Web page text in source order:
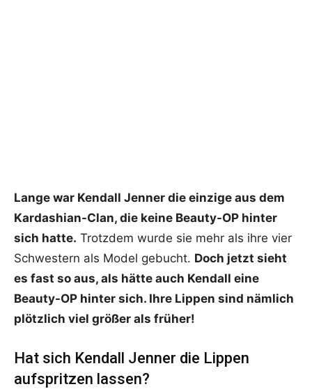
Lange war Kendall Jenner die einzige aus dem
Kardashian-Clan, die keine Beauty-OP hinter
sich hatte. Trotzdem wurde sie mehr als ihre vier
Schwestern als Model gebucht. Doch jetzt sieht
es fast so aus, als hätte auch Kendall eine
Beauty-OP hinter sich. Ihre Lippen sind nämlich
plötzlich viel größer als früher!
Hat sich Kendall Jenner die Lippen
aufspritzen lassen?